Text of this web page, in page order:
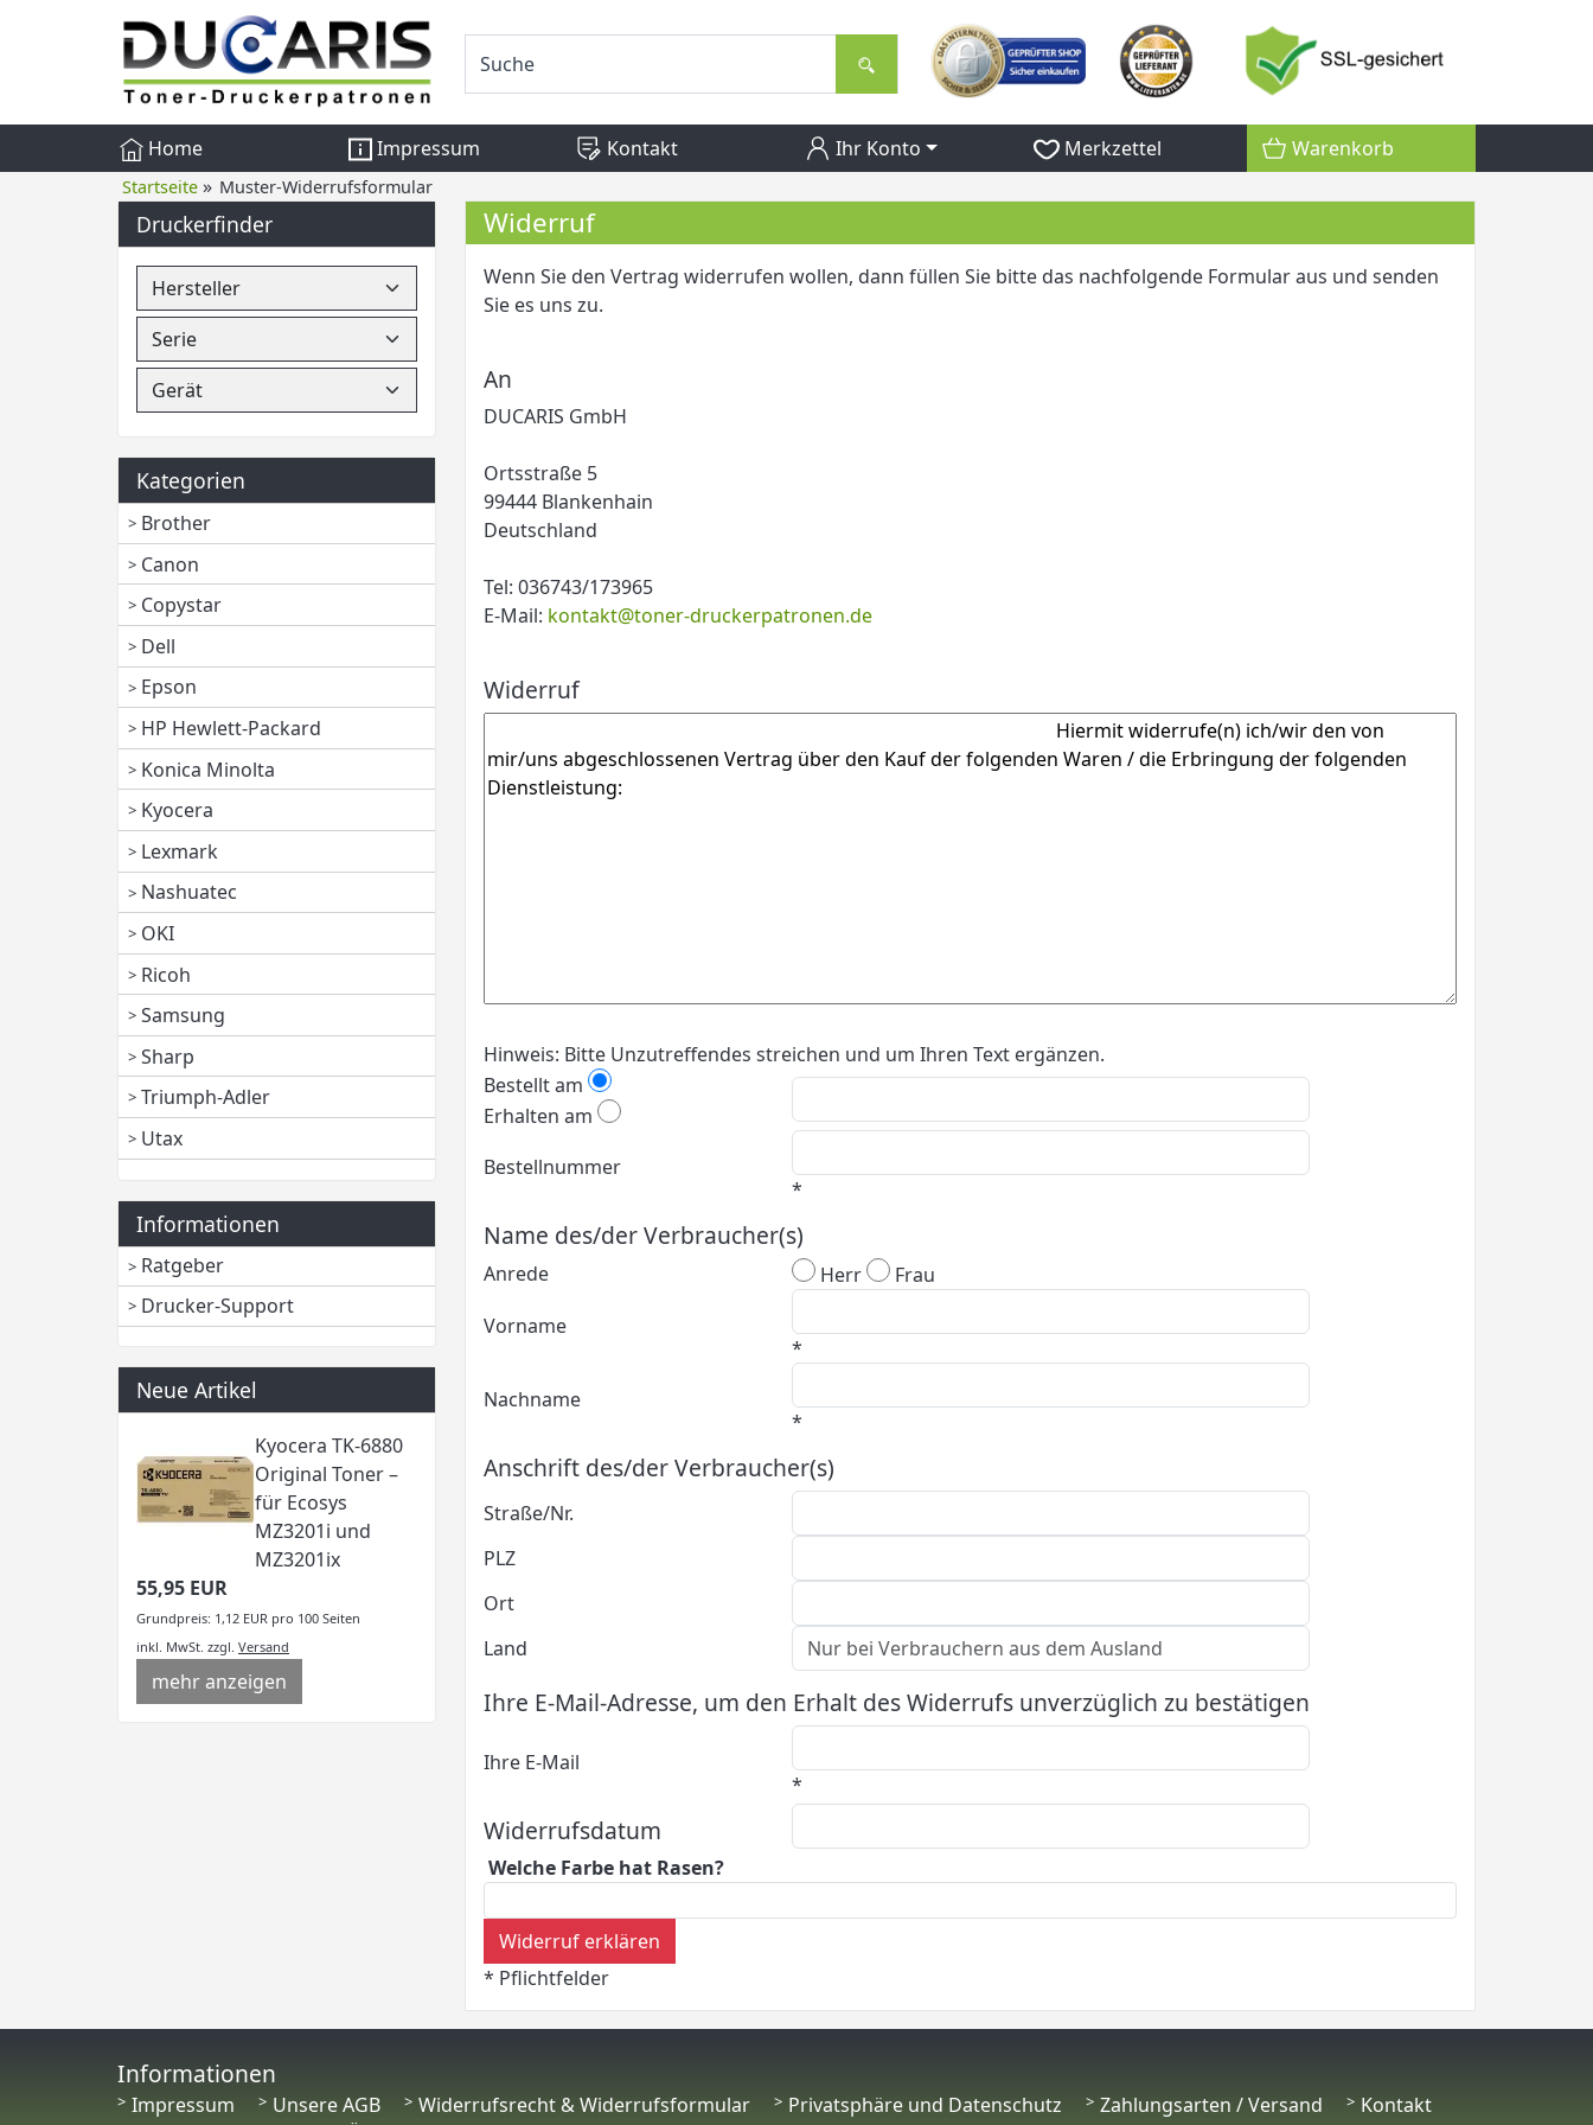
Home Impressum Kontakt Ihr Konto Merkzettel Warenkorb
Startseite » Muster-Widerrufsformular
Druckerfinder
Kategorien
Brother
Canon
Copystar
Dell
Epson
HP Hewlett-Packard
Konica Minolta
Kyocera
Lexmark
Nashuatec
OKI
Ricoh
Samsung
Sharp
Triumph-Adler
Utax
Informationen
Ratgeber
Drucker-Support
Neue Artikel
Kyocera TK-6880
Original Toner –
für Ecosys
MZ3201i und
MZ3201ix
55,95 EUR
Grundpreis: 1,12 EUR pro 100 Seiten
inkl. MwSt. zzgl. Versand
mehr anzeigen
Widerruf
Wenn Sie den Vertrag widerrufen wollen, dann füllen Sie bitte das nachfolgende Formular aus und senden
Sie es uns zu.
An
DUCARIS GmbH
Ortsstraße 5
99444 Blankenhain
Deutschland
Tel: 036743/173965
E-Mail: kontakt@toner-druckerpatronen.de
Widerruf
Hinweis: Bitte Unzutreffendes streichen und um Ihren Text ergänzen.
Bestellt am
Erhalten am
Bestellnummer
*
Name des/der Verbraucher(s)
Anrede Herr
Frau
Vorname
*
Nachname
*
Anschrift des/der Verbraucher(s)
Straße/Nr.
PLZ
Ort
Land
Ihre E-Mail-Adresse, um den Erhalt des Widerrufs unverzüglich zu bestätigen
Ihre E-Mail
*
Widerrufsdatum
Welche Farbe hat Rasen?
Widerruf erklären
* Pflichtfelder
Informationen
Impressum Unsere AGB Widerrufsrecht & Widerrufsformular Privatsphäre und Datenschutz Zahlungsarten / Versand
Kontakt